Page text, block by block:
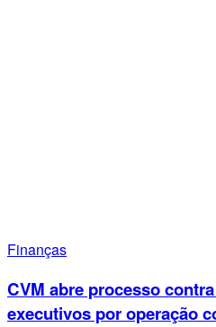
Finanças
CVM abre processo
executivos por operação